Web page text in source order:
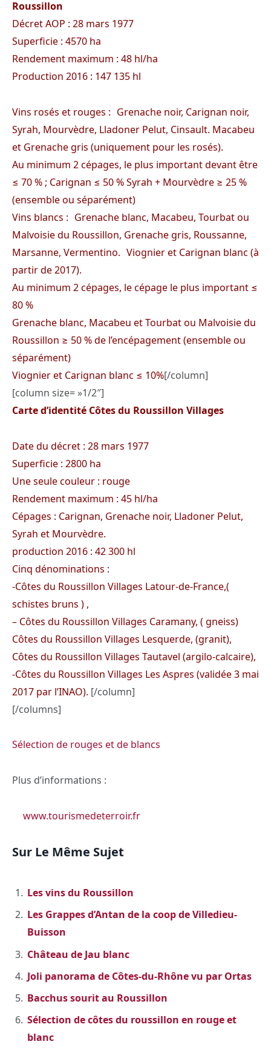
Roussillon
Décret AOP : 28 mars 1977
Superficie : 4570 ha
Rendement maximum : 48 hl/ha
Production 2016 : 147 135 hl
Vins rosés et rouges : Grenache noir, Carignan noir,
Syrah, Mourvèdre, Lladoner Pelut, Cinsault. Macabeu
et Grenache gris (uniquement pour les rosés).
Au minimum 2 cépages, le plus important devant être
≤ 70 % ; Carignan ≤ 50 % Syrah + Mourvèdre ≥ 25 %
(ensemble ou séparément)
Vins blancs : Grenache blanc, Macabeu, Tourbat ou
Malvoisie du Roussillon, Grenache gris, Roussanne,
Marsanne, Vermentino. Viognier et Carignan blanc (à
partir de 2017).
Au minimum 2 cépages, le cépage le plus important ≤
80 %
Grenache blanc, Macabeu et Tourbat ou Malvoisie du
Roussillon ≥ 50 % de l’encépagement (ensemble ou
séparément)
Viognier et Carignan blanc ≤ 10%[/column]
[column size= »1/2″]
Carte d’identité Côtes du Roussillon Villages
Date du décret : 28 mars 1977
Superficie : 2800 ha
Une seule couleur : rouge
Rendement maximum : 45 hl/ha
Cépages : Carignan, Grenache noir, Lladoner Pelut,
Syrah et Mourvèdre.
production 2016 : 42 300 hl
Cinq dénominations :
-Côtes du Roussillon Villages Latour-de-France,(
schistes bruns ) ,
– Côtes du Roussillon Villages Caramany, ( gneiss)
Côtes du Roussillon Villages Lesquerde, (granit),
Côtes du Roussillon Villages Tautavel (argilo-calcaire),
-Côtes du Roussillon Villages Les Aspres (validée 3 mai
2017 par l’INAO). [/column]
[/columns]
Sélection de rouges et de blancs
Plus d’informations :
www.tourismedeterroir.fr
Sur Le Même Sujet
Les vins du Roussillon
Les Grappes d’Antan de la coop de Villedieu-
Buisson
Château de Jau blanc
Joli panorama de Côtes-du-Rhône vu par Ortas
Bacchus sourit au Roussillon
Sélection de côtes du roussillon en rouge et
blanc